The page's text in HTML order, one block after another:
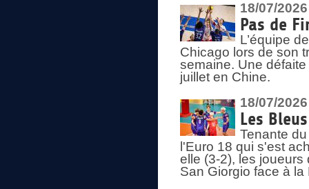
18/07/2026
Pas de
L’équipe
Chicago lors de son
semaine. Une
juillet en Chine.
18/07/2026
Les
Tenante
l'Euro 18 qui s'est
elle (3-2), les
San Giorgio face à la